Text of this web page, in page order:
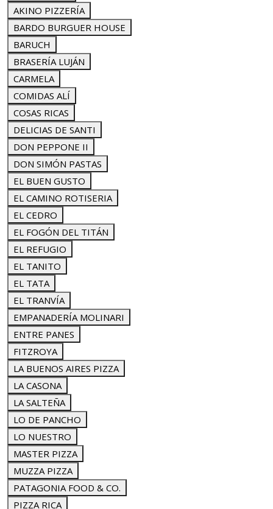
AKINO PIZZERÍA
BARDO BURGUER HOUSE
BARUCH
BRASERÍA LUJÁN
CARMELA
COMIDAS ALÍ
COSAS RICAS
DELICIAS DE SANTI
DON PEPPONE II
DON SIMÓN PASTAS
EL BUEN GUSTO
EL CAMINO ROTISERIA
EL CEDRO
EL FOGÓN DEL TITÁN
EL REFUGIO
EL TANITO
EL TATA
EL TRANVÍA
EMPANADERÍA MOLINARI
ENTRE PANES
FITZROYA
LA BUENOS AIRES PIZZA
LA CASONA
LA SALTEÑA
LO DE PANCHO
LO NUESTRO
MASTER PIZZA
MUZZA PIZZA
PATAGONIA FOOD & CO.
PIZZA RICA